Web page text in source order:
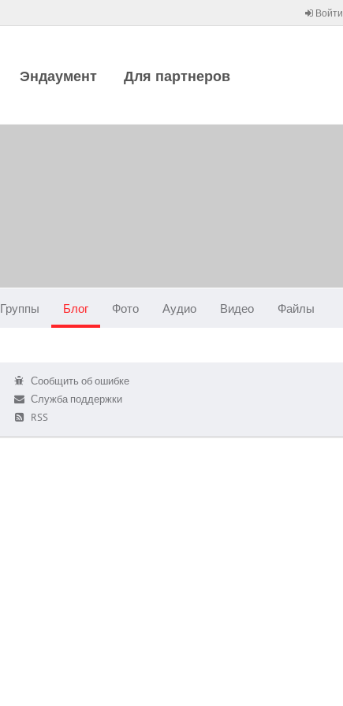
Войти
Эндаумент Для партнеров
Группы Блог Фото Аудио Видео Файлы
Сообщить об ошибке
Служба поддержки
RSS